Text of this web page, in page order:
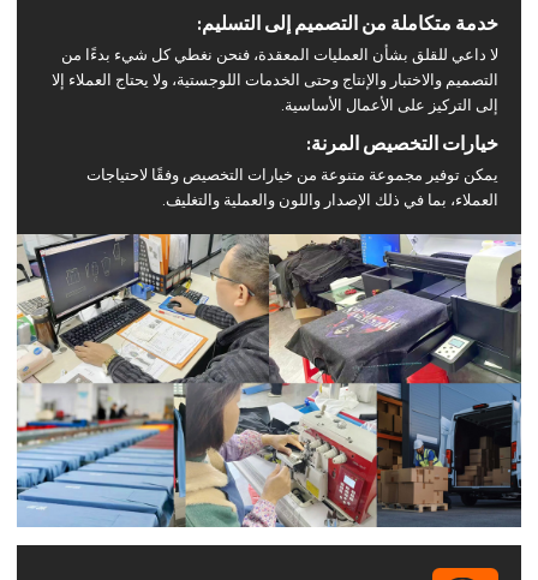
خدمة متكاملة من التصميم إلى التسليم:
لا داعي للقلق بشأن العمليات المعقدة، فنحن نغطي كل شيء بدءًا من
التصميم والاختبار والإنتاج وحتى الخدمات اللوجستية، ولا يحتاج العملاء إلا
إلى التركيز على الأعمال الأساسية.
خيارات التخصيص المرنة:
يمكن توفير مجموعة متنوعة من خيارات التخصيص وفقًا لاحتياجات
العملاء، بما في ذلك الإصدار واللون والعملية والتغليف.